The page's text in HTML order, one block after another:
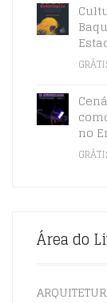
no
Área do